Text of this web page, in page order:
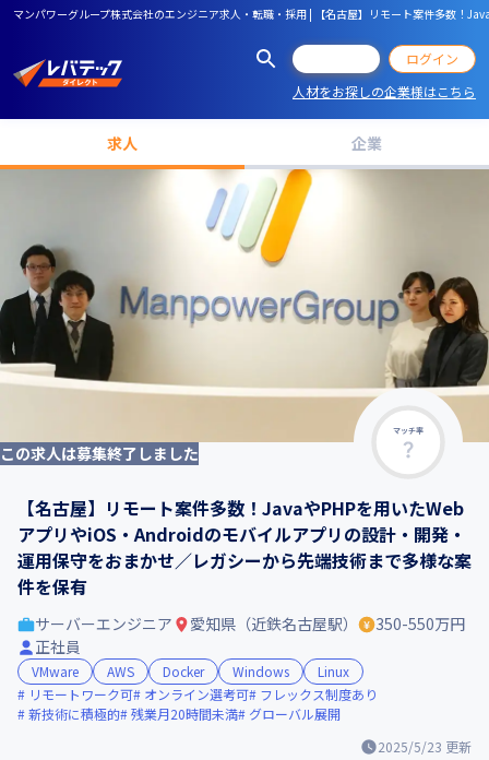
マンパワーグループ株式会社のエンジニア求人・転職・採用 | 【名古屋】リモート案件多数！
ログイン
人材をお探しの企業様はこちら
求人 企業
マッチ率
この求人は募集終了しました
【名古屋】リモート案件多数！JavaやPHPを用いたWeb
アプリやiOS・Androidのモバイルアプリの設計・開発・
運用保守をおまかせ／レガシーから先端技術まで多様な案
件を保有
2025/5/23 更新
サーバーエンジニア 愛知県（近鉄名古屋駅）
350-550万円
正社員
VMware AWS Docker Windows
Linux
リモートワーク可
オンライン選考可
フレックス制度あり
新技術に積極的 残業月20時間未満 グローバル展開